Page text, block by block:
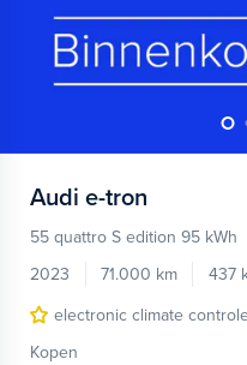
Audi e-tron
55 quattro S edition 95 kWh
2023
71.000 km 437
electronic climate
Kopen